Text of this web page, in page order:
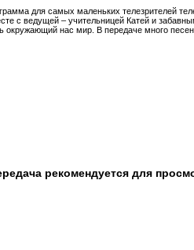
для самых маленьких телезрителей
с ведущей – учительницей Катей и
окружающий нас мир. В передаче много
рекомендуется для